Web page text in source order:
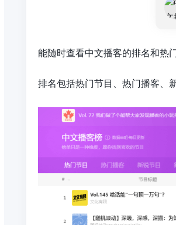
能随时查看中文播客的排名和热
排名包括热门节目、热门播客、